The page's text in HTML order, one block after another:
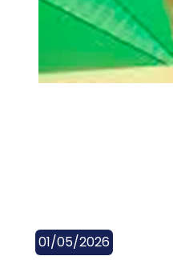
01/05/2026